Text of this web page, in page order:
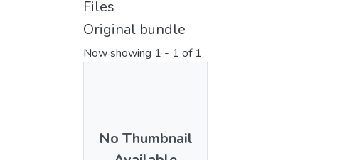
Files
Original bundle
Now showing 1 - 1 of 1
No Thumbnail